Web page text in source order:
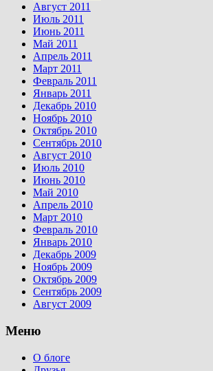
Август 2011
Июль 2011
Июнь 2011
Май 2011
Апрель 2011
Март 2011
Февраль 2011
Январь 2011
Декабрь 2010
Ноябрь 2010
Октябрь 2010
Сентябрь 2010
Август 2010
Июль 2010
Июнь 2010
Май 2010
Апрель 2010
Март 2010
Февраль 2010
Январь 2010
Декабрь 2009
Ноябрь 2009
Октябрь 2009
Сентябрь 2009
Август 2009
Меню
О блоге